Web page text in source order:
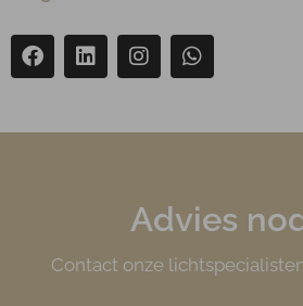
Advies
Contact onze lichtspecialisten